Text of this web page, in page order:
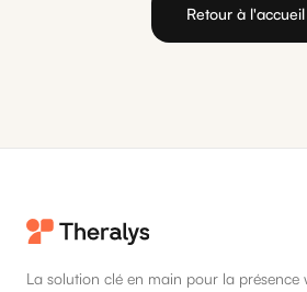
Retour à l'accueil
La solution clé en main pour la présence